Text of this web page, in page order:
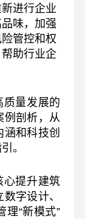
进行企业
味，加强
管控和权
助行业企
量发展的
例剖析，从
和科技创
。
提升建筑
字设计、
理“新模式”